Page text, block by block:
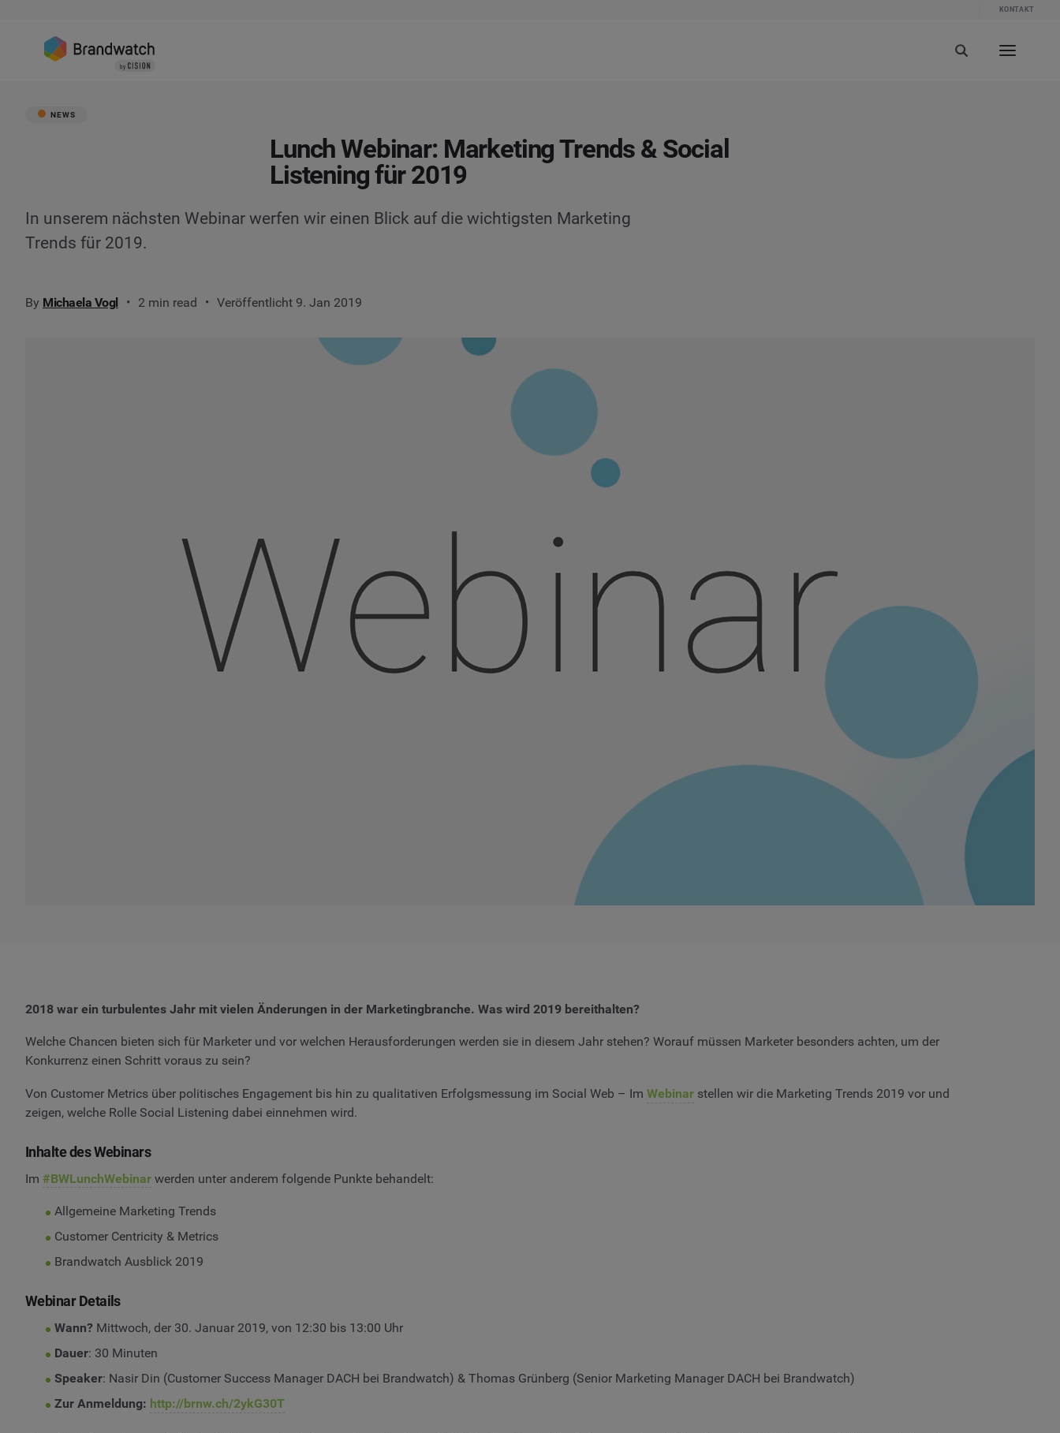
KONTAKT
NEWS
Lunch Webinar: Marketing Trends & Social
Listening für 2019
In unserem nächsten Webinar werfen wir einen Blick auf die wichtigsten Marketing
Trends für 2019.
By Michaela Vogl 2 min read Veröffentlicht 9. Jan 2019
2018 war ein turbulentes Jahr mit vielen Änderungen in der Marketingbranche. Was wird 2019 bereithalten?
Welche Chancen bieten sich für Marketer und vor welchen Herausforderungen werden sie in diesem Jahr stehen? Worauf müssen Marketer besonders achten, um der
Konkurrenz einen Schritt voraus zu sein?
Von Customer Metrics über politisches Engagement bis hin zu qualitativen Erfolgsmessung im Social Web – Im Webinar stellen wir die Marketing Trends 2019 vor und
zeigen, welche Rolle Social Listening dabei einnehmen wird.
Inhalte des Webinars
Im #BWLunchWebinar werden unter anderem folgende Punkte behandelt:
Allgemeine Marketing Trends
Customer Centricity & Metrics
Brandwatch Ausblick 2019
Webinar Details
Wann?Mittwoch, der 30. Januar 2019, von 12:30 bis 13:00 Uhr
Dauer: 30 Minuten
Speaker: Nasir Din (Customer Success Manager DACH bei Brandwatch) & Thomas Grünberg (Senior Marketing Manager DACH bei Brandwatch)
Zur Anmeldung: http://brnw.ch/2ykG30T